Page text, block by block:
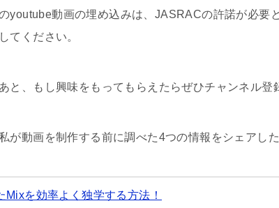
youtube動画の埋め込みは、JASRACの許諾が必要
てください。
と、もし興味をもってもらえたらぜひチャンネル登
が動画を制作する前に調べた4つの情報をシェアした
Mixを効率よく独学する方法！